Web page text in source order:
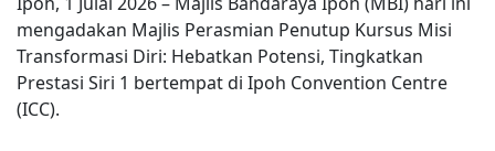
mengadakan Majlis Perasmian Penutup Kursus Misi
Transformasi Diri: Hebatkan Potensi, Tingkatkan
Prestasi Siri 1 bertempat di Ipoh Convention Centre
(ICC).